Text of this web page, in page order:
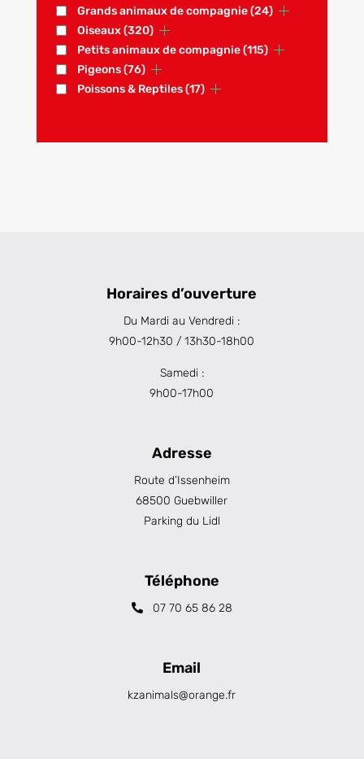
Grands animaux de compagnie(24)
Oiseaux(320)
Petits animaux de compagnie(115)
Pigeons(76)
Poissons & Reptiles(17)
Horaires d’ouverture
Du Mardi au Vendredi :
9h00-12h30 / 13h30-18h00
Samedi :
9h00-17h00
Adresse
Route d’Issenheim
68500 Guebwiller
Parking du Lidl
Téléphone
07 70 65 86 28
Email
kzanimals@orange.fr